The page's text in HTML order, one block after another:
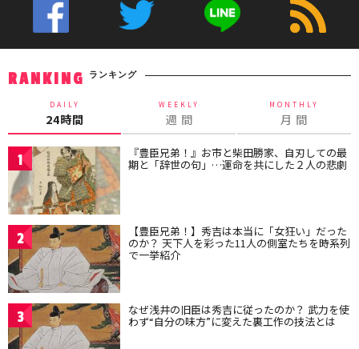
RANKING ランキング
DAILY
24時間
WEEKLY
週 間
MONTHLY
月 間
1 『豊臣兄弟！』お市と柴田勝家、自刃しての最
期と「辞世の句」…運命を共にした２人の悲劇
2 【豊臣兄弟！】秀吉は本当に「女狂い」だった
のか？ 天下人を彩った11人の側室たちを時系列
で一挙紹介
3 なぜ浅井の旧臣は秀吉に従ったのか？ 武力を使
わず“自分の味方”に変えた裏工作の技法とは